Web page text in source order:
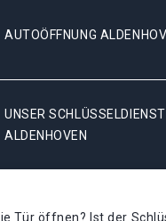
AUTOÖFFNUNG
UNSER SCHLÜSSELDIENST
ALDENHOVEN
Tür öffnen? Ist der